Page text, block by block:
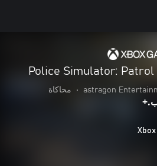
Police Simulator: Patrol
astragon
• محاكاة